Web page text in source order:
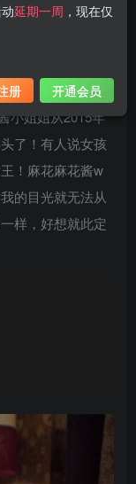
就是
麻花麻花酱
小姐姐从2015年
了！有人说女孩
！麻花麻花酱w
的目光就无法从
样，好想就此定
延期一周 ，现在仅
册 开通会员